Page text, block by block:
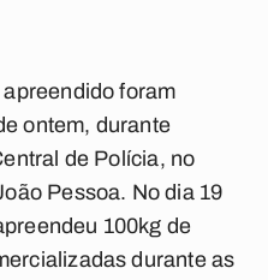
foram
ontem, durante
de Polícia, no
Pessoa. No dia 19
100kg de
durante as